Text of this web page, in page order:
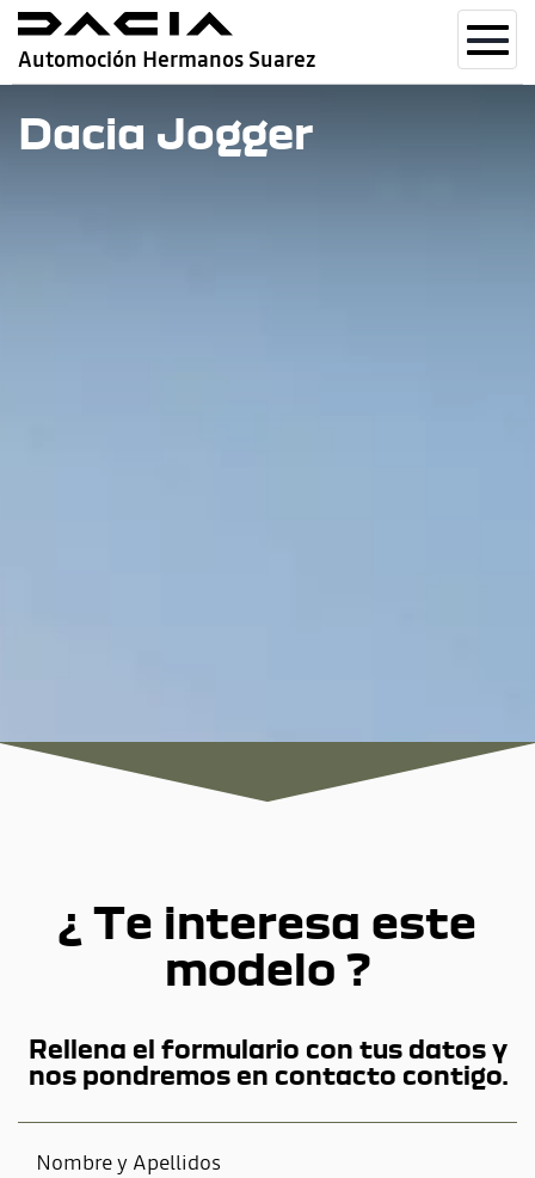
Automoción Hermanos Suarez
Dacia Jogger
¿ Te interesa este
modelo ?
Rellena el formulario con tus datos y
nos pondremos en contacto contigo.
Nombre y Apellidos